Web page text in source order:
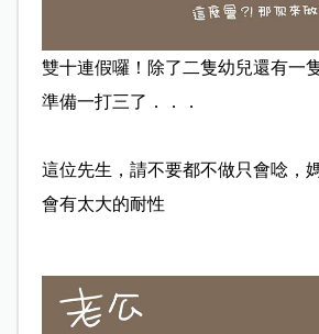
雙十連假囉！除了二隻幼兒還有一
準備一打三了．．．
這位先生，請不要都不做只會唸，
會有太大的耐性